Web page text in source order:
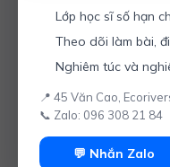
Lớp học sĩ số hạn
Theo dõi làm bài,
Nghiêm túc và
📍 45 Văn Cao,
📞 Zalo: 096 308 21 84
💬 Nhắn Zalo